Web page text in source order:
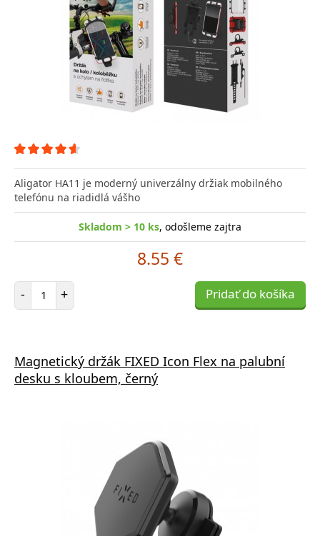
Aligator HA11 je moderný univerzálny držiak mobilného
telefónu na riadidlá vášho
Skladom > 10 ks, odošleme zajtra
8.55 €
- Počet položiek
+ Pridať do košíka
Magnetický držák FIXED Icon Flex na palubní
desku s kloubem, černý